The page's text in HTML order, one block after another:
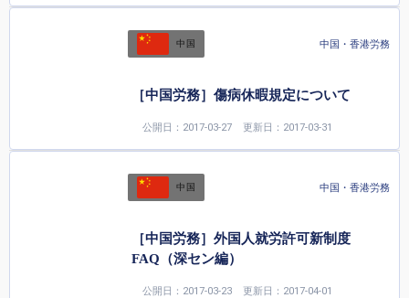
中国 中国・香港労務
［中国労務］傷病休暇規定について
公開日：2017-03-27 更新日：2017-03-31
中国 中国・香港労務
［中国労務］外国人就労許可新制度
FAQ（深セン編）
公開日：2017-03-23 更新日：2017-04-01